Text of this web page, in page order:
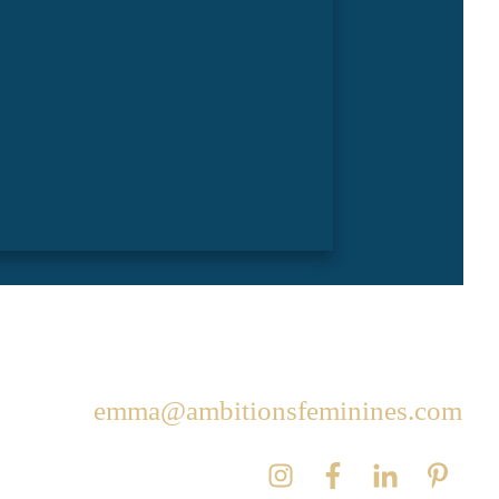
emma@ambitionsfeminines.com